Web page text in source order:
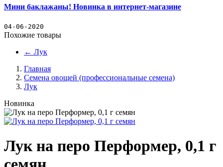
Мини баклажаны! Новинка в интернет-магазине
04-06-2020
Похожие товары
← Лук
Главная
Семена овощей (профессиональные семена)
Лук
Новинка
Лук на перо Перформер, 0,1 г